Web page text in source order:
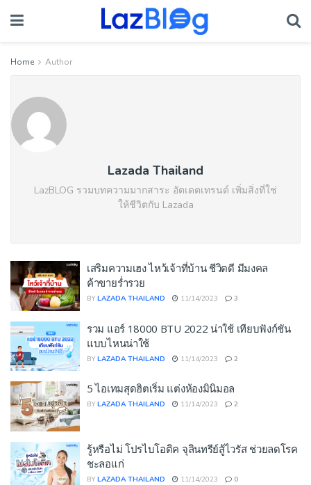
Home Author
Lazada Thailand
LazBLOG รวมบทความมากสาระ อัตเดตเทรนด์ เพิ่มสิ่งที่ใช่
ให้ชีวิตกับ Lazada
เสริมความเฮง ไหว้เจ้าที่บ้าน ชีวิตดี มีมงคล
ค้าขายร่ำรวย
BY LAZADA THAILAND 11/14/2023 3
รวม แอร์ 18000 BTU 2022 น่าใช้ เทียบฟังก์ชัน
แบบไหนน่าใช้
BY LAZADA THAILAND 11/14/2023 2
5 ไอเทมสุดฮิตเริ่ม แต่งห้องมินิมอล
BY LAZADA THAILAND 11/14/2023 2
รู้หรือไม่ โปรไบโอติค จุลินทรีย์สู้ไวรัส ช่วยลดโรค
ชะลอแก่
BY LAZADA THAILAND 11/14/2023 0